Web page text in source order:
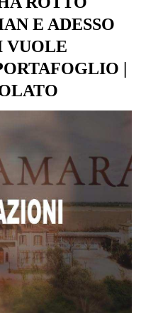
E ADESSO
VUOLE
|